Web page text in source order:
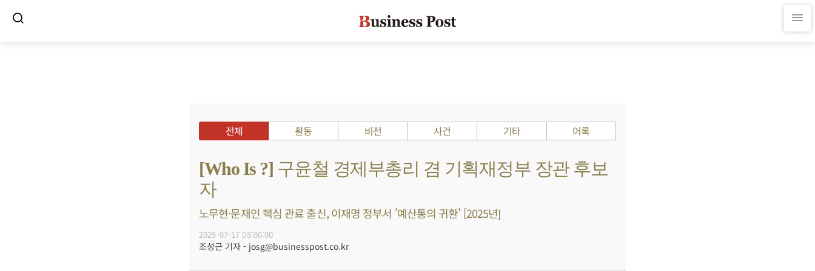
전체 활동 비전 사건 기타 어록
[Who Is ?] 구윤철 경제부총리 겸 기획재정부 장관 후보
자
노무현·문재인 핵심 관료 출신, 이재명 정부서 '예산통의 귀환' [2025년]
2025-07-17 08:00:00
조성근 기자 - josg@businesspost.co.kr